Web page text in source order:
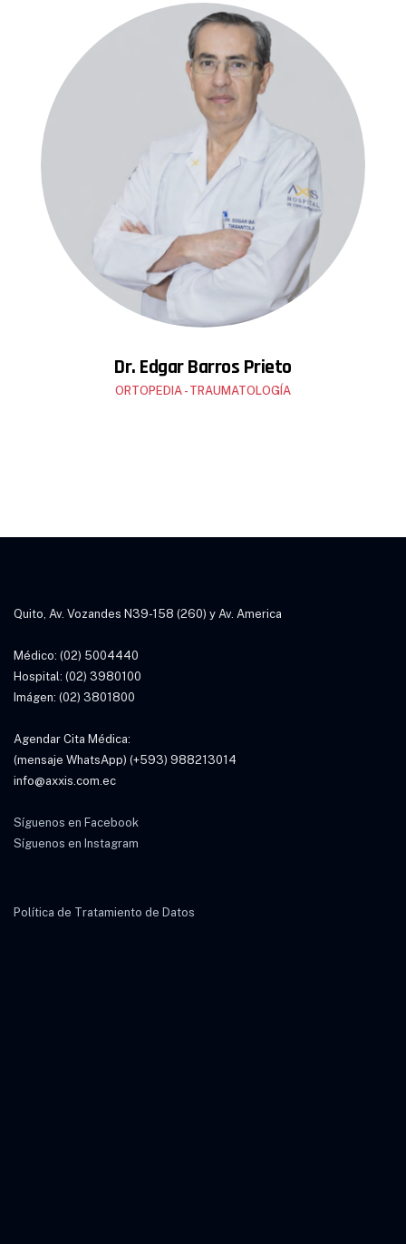
Ortopedia Traumatología.
1997 Universidad UBA Estados Unidos – Fellow en
Traumatología.
2002 Hospital de la Pitie-Salpetriere
Dr. Edgar Barros Prieto
ORTOPEDIA - TRAUMATOLOGÍA
Quito, Av. Vozandes N39-158 (260) y Av. America
Médico: (02) 5004440
Hospital: (02) 3980100
Imágen: (02) 3801800
Agendar Cita Médica:
(mensaje WhatsApp) (+593) 988213014
info@axxis.com.ec
Síguenos en Facebook
Síguenos en Instagram
Política de Tratamiento de Datos